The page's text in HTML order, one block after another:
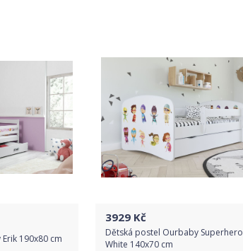
190x80 cm
3929 Kč
Dětská postel Ourbaby Superhero
White 140x70 cm